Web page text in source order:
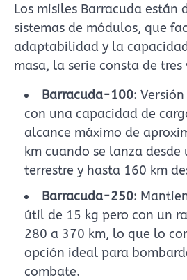
Los misiles Barracuda están
sistemas de módulos, que
adaptabilidad y la
masa, la serie consta de
Barracuda-100:
con una capacidad de
alcance máximo de
km cuando se lanza
terrestre y hasta 160 km
Barracuda-250:
útil de 15 kg pero con un
280 a 370 km, lo que lo
opción ideal para
combate.